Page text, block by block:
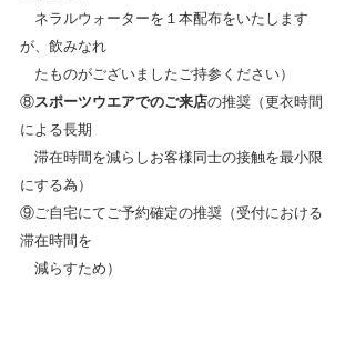
ネラルウォーターを１本配布をいたします
が、飲みなれ
たものがございましたご持参ください）
⑧スポーツウエアでのご来店の推奨（更衣時間
による長期
滞在時間を減らしお客様同士の接触を最小限
にする為）
⑨ご自宅にてご予約確定の推奨（受付における
滞在時間を
減らすため）